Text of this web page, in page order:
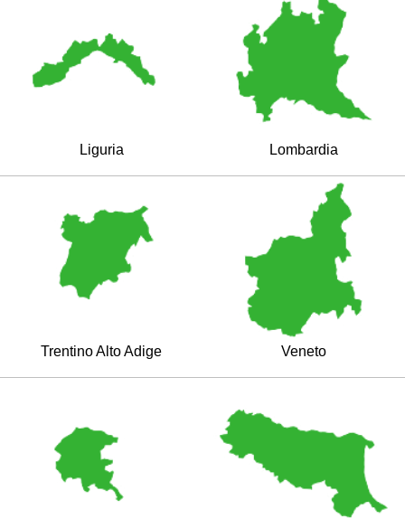
Liguria Lombardia
Trentino Alto Adige Veneto